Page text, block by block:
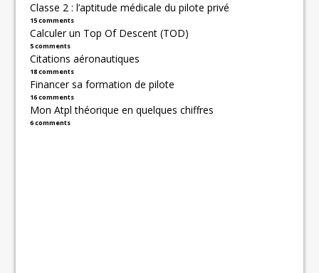
Classe 2 : l’aptitude médicale du pilote privé
15 comments
Calculer un Top Of Descent (TOD)
5 comments
Citations aéronautiques
18 comments
Financer sa formation de pilote
16 comments
Mon Atpl théorique en quelques chiffres
6 comments